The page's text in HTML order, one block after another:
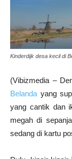
Kinderdijk desa kecil di
(Vibizmedia –
Belanda yang
yang cantik dan
megah di
sedang di kartu